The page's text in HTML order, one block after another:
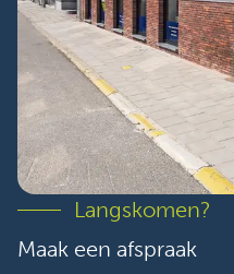
Langskomen?
Maak een afspraak